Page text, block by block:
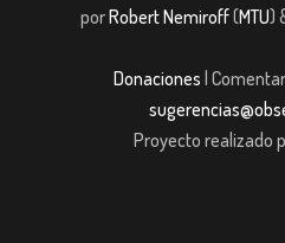
porRobert Nemiroff(MTU)
Donaciones |
Proyecto realizado